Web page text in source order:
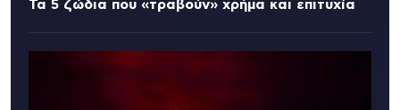
Τα 5 ζώδια που «τραβούν» χρήμα και επιτυχία